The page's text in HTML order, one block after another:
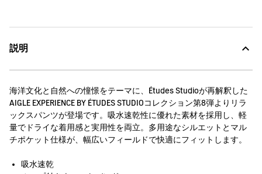
説明
海洋文化と自然への憧憬をテーマに、Études Studioが再解釈した
AIGLE EXPERIENCE BY ÉTUDES STUDIOコレクション第8弾よりリラ
ックスパンツが登場です。吸水速乾性に優れた素材を採用し、軽
量でドライな着用感と実用性を両立。多用途なシルエットとマル
チポケット仕様が、幅広いフィールドで快適にフィットします。
吸水速乾